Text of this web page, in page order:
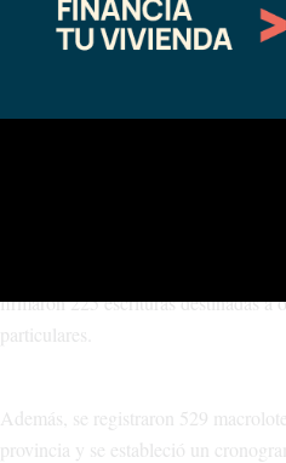
“Esto le va a permitir a Las Ovejas
firmaron 225 escrituras destinadas a
particulares.
Además, se registraron 529
provincia y se estableció un